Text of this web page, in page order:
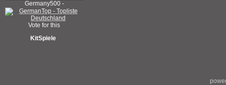
KitSpiele